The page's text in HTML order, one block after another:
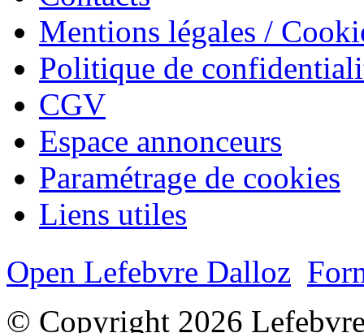
Mentions légales /
Politique de
CGV
Espace annonceurs
Paramétrage de cookies
Liens utiles
Open Lefebvre Dalloz
© Copyright 2026